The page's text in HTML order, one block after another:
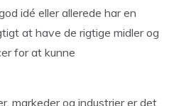
idé eller allerede har en
at have de rigtige midler og
for at kunne
markeder og industrier er det